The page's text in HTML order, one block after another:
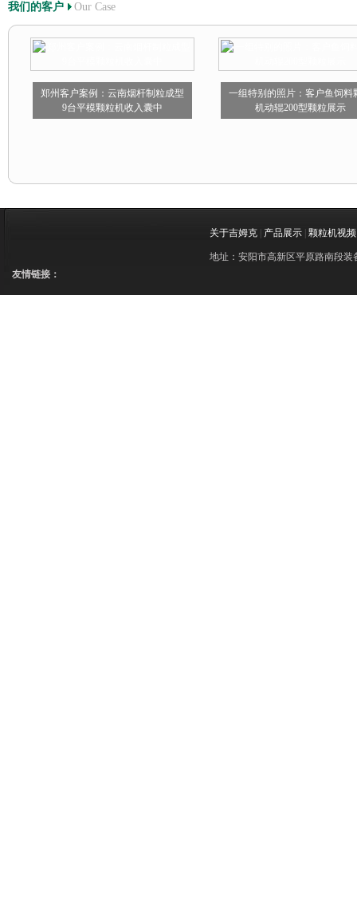
我们的客户 Our Case
郑州客户案例：云南烟杆制粒成型
9台平模颗粒机收入囊中
一组特别的照片：客户鱼饲料
机动辊200型颗粒展示
关于吉姆克 产品展示 颗粒机视频
地址：安阳市高新区平原路南段装
友情链接：